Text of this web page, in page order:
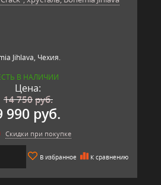
Jihlava, Чехия.
В НАЛИЧИИ
Цена:
14 750 руб.
990 руб.
Скидки при покупке
В избранное К сравнению